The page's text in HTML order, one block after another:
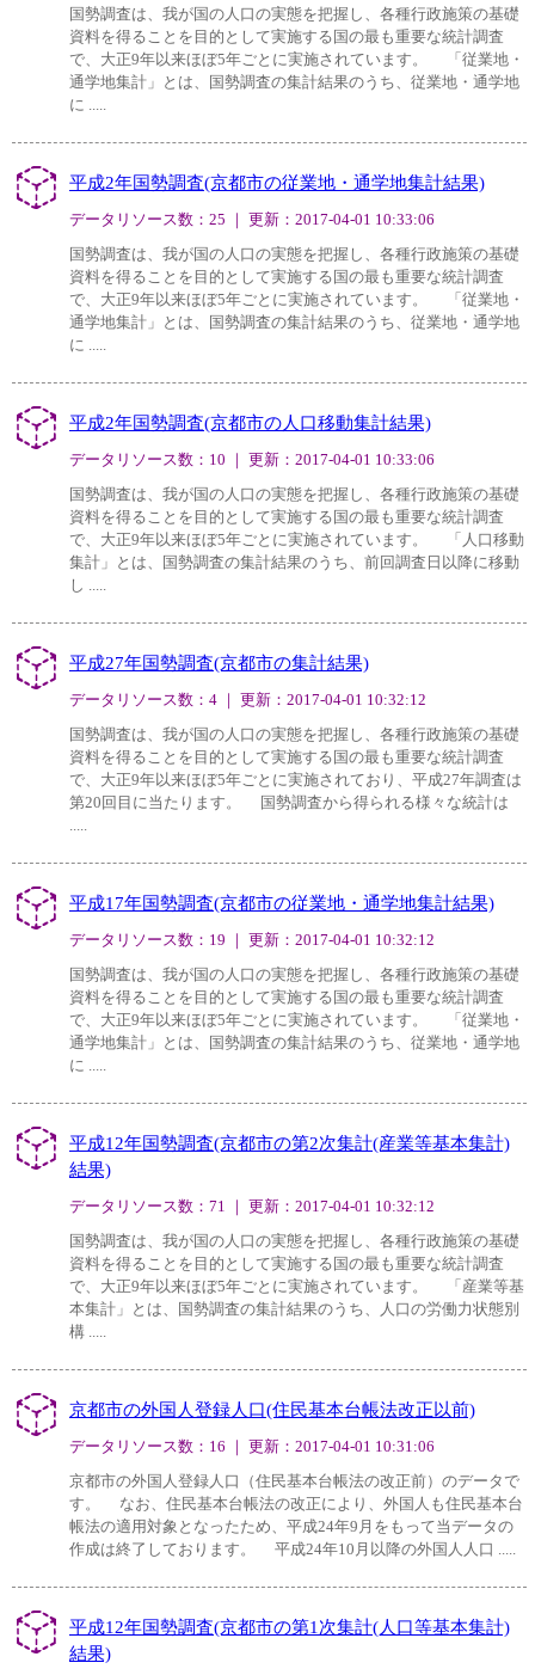
国勢調査は、我が国の人口の実態を把握し、各種行政施策の基礎
資料を得ることを目的として実施する国の最も重要な統計調査
で、大正9年以来ほぼ5年ごとに実施されています。 「従業地・
通学地集計」とは、国勢調査の集計結果のうち、従業地・通学地
に .....
平成2年国勢調査(京都市の従業地・通学地集計結果)
データリソース数：25 ｜ 更新：2017-04-01 10:33:06
国勢調査は、我が国の人口の実態を把握し、各種行政施策の基礎
資料を得ることを目的として実施する国の最も重要な統計調査
で、大正9年以来ほぼ5年ごとに実施されています。 「従業地・
通学地集計」とは、国勢調査の集計結果のうち、従業地・通学地
に .....
平成2年国勢調査(京都市の人口移動集計結果)
データリソース数：10 ｜ 更新：2017-04-01 10:33:06
国勢調査は、我が国の人口の実態を把握し、各種行政施策の基礎
資料を得ることを目的として実施する国の最も重要な統計調査
で、大正9年以来ほぼ5年ごとに実施されています。 「人口移動
集計」とは、国勢調査の集計結果のうち、前回調査日以降に移動
し .....
平成27年国勢調査(京都市の集計結果)
データリソース数：4 ｜ 更新：2017-04-01 10:32:12
国勢調査は、我が国の人口の実態を把握し、各種行政施策の基礎
資料を得ることを目的として実施する国の最も重要な統計調査
で、大正9年以来ほぼ5年ごとに実施されており、平成27年調査は
第20回目に当たります。 国勢調査から得られる様々な統計は
.....
平成17年国勢調査(京都市の従業地・通学地集計結果)
データリソース数：19 ｜ 更新：2017-04-01 10:32:12
国勢調査は、我が国の人口の実態を把握し、各種行政施策の基礎
資料を得ることを目的として実施する国の最も重要な統計調査
で、大正9年以来ほぼ5年ごとに実施されています。 「従業地・
通学地集計」とは、国勢調査の集計結果のうち、従業地・通学地
に .....
平成12年国勢調査(京都市の第2次集計(産業等基本集計)
結果)
データリソース数：71 ｜ 更新：2017-04-01 10:32:12
国勢調査は、我が国の人口の実態を把握し、各種行政施策の基礎
資料を得ることを目的として実施する国の最も重要な統計調査
で、大正9年以来ほぼ5年ごとに実施されています。 「産業等基
本集計」とは、国勢調査の集計結果のうち、人口の労働力状態別
構 .....
京都市の外国人登録人口(住民基本台帳法改正以前)
データリソース数：16 ｜ 更新：2017-04-01 10:31:06
京都市の外国人登録人口（住民基本台帳法の改正前）のデータで
す。 なお、住民基本台帳法の改正により、外国人も住民基本台
帳法の適用対象となったため、平成24年9月をもって当データの
作成は終了しております。 平成24年10月以降の外国人人口 .....
平成12年国勢調査(京都市の第1次集計(人口等基本集計)
結果)